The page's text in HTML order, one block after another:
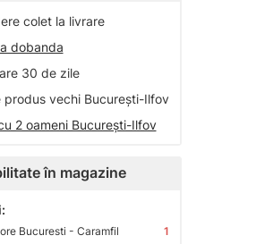
colet la livrare
dobanda
30 de zile
produs vechi București-Ilfov
2 oameni București-Ilfov
în magazine
Bucuresti - Caramfil
1